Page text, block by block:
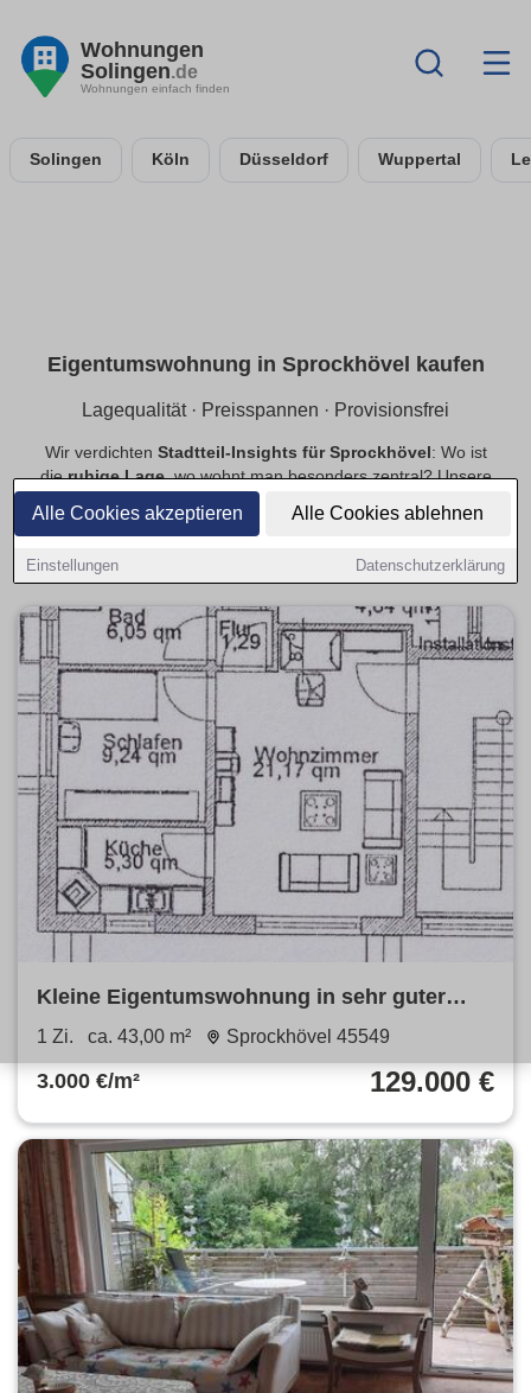
Alle Cookies akzeptieren Alle Cookies ablehnen
Einstellungen Datenschutzerklärung
Wohnungen
Solingen.de
Wohnungen einfach finden
Solingen Köln Düsseldorf Wuppertal
Eigentumswohnung in Sprockhövel kaufen
Lagequalität · Preisspannen · Provisionsfrei
Wir verdichten Stadtteil-Insights für Sprockhövel : Wo ist
dieruhige Lage, wo wohnt man besonders zentral? Unsere
helfen bei der Budgetplanung. Mit
provisionsfreials Priorität findest du schneller passende
Kleine Eigentumswohnung in sehr guter
Lage in Haßlinghausen
1 Zi. ca. 43,00 m² Sprockhövel 45549
3.000 €/m² 129.000 €